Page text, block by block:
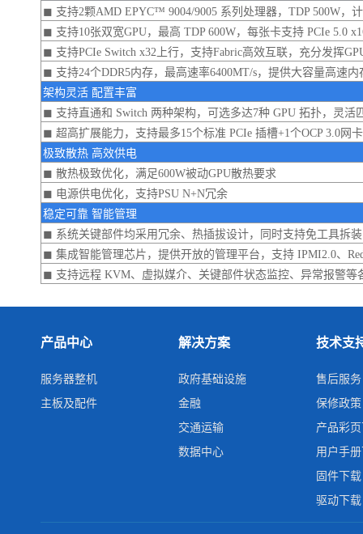
◼ 支持2颗AMD EPYC™ 9004/9005 系列处理器，TDP 500W，
◼ 支持10张双宽GPU，最高 TDP 600W，每张卡支持 PCIe 5.0
◼ 支持PCIe Switch x32上行，支持Fabric高效互联，充分发挥
◼ 支持24个DDR5内存，最高速率6400MT/s，提供大容量高速内
架构灵活 配置丰富
◼ 支持直通和 Switch 两种架构，可选多达7种 GPU 拓扑，灵活
◼ 超高扩展能力，支持最多15个标准 PCIe 插槽+1个OCP 3.0网
极致散热 高效供电
◼ 散热极致优化，满足600W被动GPU散热要求
◼ 电源供电优化，支持PSU N+N冗余
稳定可靠 智能管理
◼ 系统关键部件均采用冗余、热插拔设计，同时支持免工具拆
◼ 集成智能管理芯片，提供开放的管理平台，支持 IPMI2.0、
◼ 支持远程 KVM、虚拟媒介、关键部件状态监控、异常报警
产品中心
服务器整机
主板及配件
解决方案
政府基础设施
金融
交通运输
数据中心
技术支
售后服务
保修政策
产品彩
用户手
固件下载
驱动下载